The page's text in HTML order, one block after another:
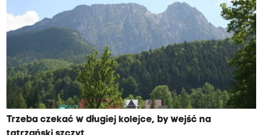
Trzeba czekać w długiej kolejce, by wejść na